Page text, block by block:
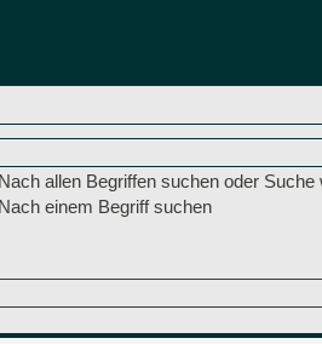
Nach allen Begriffen suchen oder
Nach einem Begriff suchen